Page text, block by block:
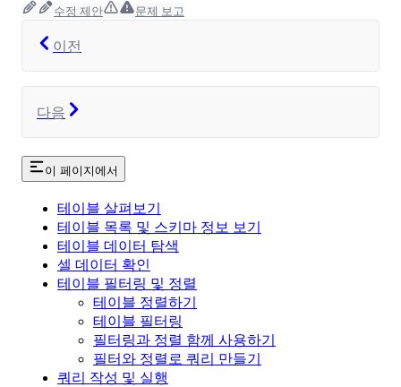
수정 제안 문제 보고
이전
다음
이 페이지에서
테이블 살펴보기
테이블 목록 및 스키마 정보 보기
테이블 데이터 탐색
셀 데이터 확인
테이블 필터링 및 정렬
테이블 정렬하기
테이블 필터링
필터링과 정렬 함께 사용하기
필터와 정렬로 쿼리 만들기
쿼리 작성 및 실행